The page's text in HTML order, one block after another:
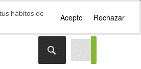
hábitos de
Acepto Rechazar